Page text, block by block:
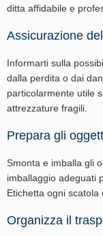
ditta affidabile e
Assicurazione
Informarti sulla
dalla perdita o dai
particolarmente utile
attrezzature fragili.
Prepara gli
Smonta e imballa gli
imballaggio adeguati
Etichetta ogni scatola
Organizza il